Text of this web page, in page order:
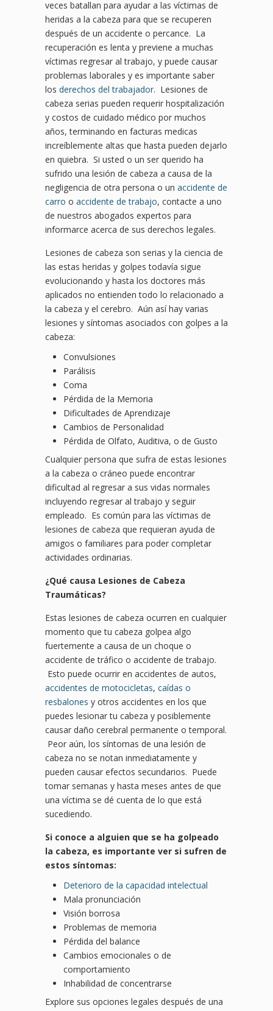
veces batallan para ayudar a las víctimas de
heridas a la cabeza para que se recuperen
después de un accidente o percance. La
recuperación es lenta y previene a muchas
víctimas regresar al trabajo, y puede causar
problemas laborales y es importante saber
los derechos del trabajador. Lesiones de
cabeza serias pueden requerir hospitalización
y costos de cuidado médico por muchos
años, terminando en facturas medicas
increíblemente altas que hasta pueden dejarlo
en quiebra. Si usted o un ser querido ha
sufrido una lesión de cabeza a causa de la
negligencia de otra persona o un accidente de
carro o accidente de trabajo, contacte a uno
de nuestros abogados expertos para
informarce acerca de sus derechos legales.
Lesiones de cabeza son serias y la ciencia de
las estas heridas y golpes todavía sigue
evolucionando y hasta los doctores más
aplicados no entienden todo lo relacionado a
la cabeza y el cerebro. Aún así hay varias
lesiones y síntomas asociados con golpes a la
cabeza:
Convulsiones
Parálisis
Coma
Pérdida de la Memoria
Dificultades de Aprendizaje
Cambios de Personalidad
Pérdida de Olfato, Auditiva, o de Gusto
Cualquier persona que sufra de estas lesiones
a la cabeza o cráneo puede encontrar
dificultad al regresar a sus vidas normales
incluyendo regresar al trabajo y seguir
empleado. Es común para las víctimas de
lesiones de cabeza que requieran ayuda de
amigos o familiares para poder completar
actividades ordinarias.
¿Qué causa Lesiones de Cabeza
Traumáticas?
Estas lesiones de cabeza ocurren en cualquier
momento que tu cabeza golpea algo
fuertemente a causa de un choque o
accidente de tráfico o accidente de trabajo.
Esto puede ocurrir en accidentes de autos,
accidentes de motocicletas, caídas o
resbalones y otros accidentes en los que
puedes lesionar tu cabeza y posiblemente
causar daño cerebral permanente o temporal.
Peor aún, los síntomas de una lesión de
cabeza no se notan inmediatamente y
pueden causar efectos secundarios. Puede
tomar semanas y hasta meses antes de que
una víctima se dé cuenta de lo que está
sucediendo.
Si conoce a alguien que se ha golpeado
la cabeza, es importante ver si sufren de
estos síntomas:
Deterioro de la capacidad intelectual
Mala pronunciación
Visión borrosa
Problemas de memoria
Pérdida del balance
Cambios emocionales o de
comportamiento
Inhabilidad de concentrarse
Explore sus opciones legales después de una